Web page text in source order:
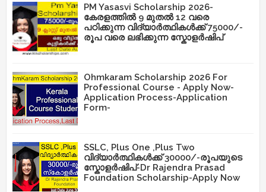
PM Yasasvi Scholarship 2026-
കേരളത്തിൽ 9 മുതൽ 12 വരെ
പഠിക്കുന്ന വിദ്യാർത്ഥികൾക്ക് 75000/-
രൂപ വരെ ലഭിക്കുന്ന സ്കോളർഷിപ്
Ohmkaram Scholarship 2026 For
Professional Course - Apply Now-
Application Process-Application
Form-
SSLC, Plus One ,Plus Two
വിദ്യാർത്ഥികൾക്ക് 30000/-രൂപയുടെ
സ്കോളർഷിപ്-Dr Rajendra Prasad
Foundation Scholarship-Apply Now